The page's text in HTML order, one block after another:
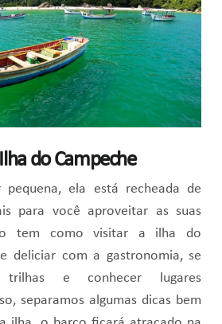
do Campeche
ela está recheada de
para você aproveitar as suas
tem como visitar a ilha do
deliciar com a gastronomia, se
trilhas e conhecer lugares
separamos algumas dicas bem